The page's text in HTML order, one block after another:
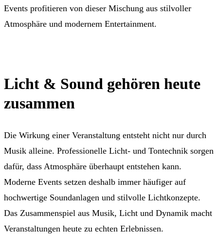
Events profitieren von dieser Mischung aus stilvoller
Atmosphäre und modernem Entertainment.
Licht & Sound gehören heute
zusammen
Die Wirkung einer Veranstaltung entsteht nicht nur durch
Musik alleine. Professionelle Licht- und Tontechnik sorgen
dafür, dass Atmosphäre überhaupt entstehen kann.
Moderne Events setzen deshalb immer häufiger auf
hochwertige Soundanlagen und stilvolle Lichtkonzepte.
Das Zusammenspiel aus Musik, Licht und Dynamik macht
Veranstaltungen heute zu echten Erlebnissen.